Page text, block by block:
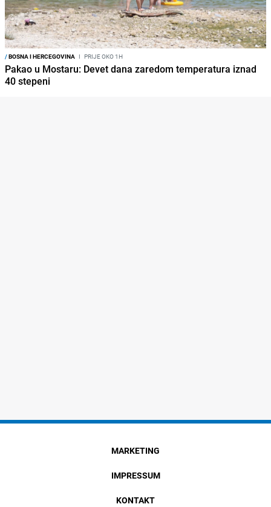
/BOSNA I HERCEGOVINA I PRIJE OKO 1H
Pakao u Mostaru: Devet dana zaredom temperatura iznad
40 stepeni
MARKETING
IMPRESSUM
KONTAKT